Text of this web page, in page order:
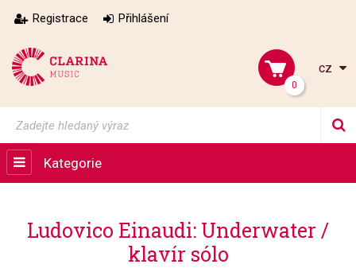
Registrace Přihlášení
0
cz
Kategorie
Ludovico Einaudi: Underwater /
klavír sólo